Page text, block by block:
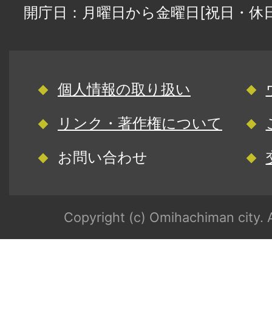
開庁日：月曜日から金曜日[祝日・
個人情報の取り扱い
リンク・著作権について
お問い合わせ
Copyright (c) Omihachiman city.